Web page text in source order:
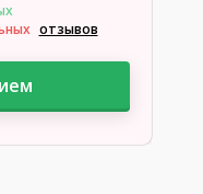
отзывов